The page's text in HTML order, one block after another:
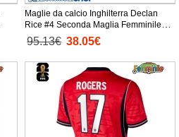
Maglie da calcio Inghilterra Declan
Rice #4 Seconda Maglia Femminile
Mondiali 2026 Manica Corta
95.13€ 38.05€